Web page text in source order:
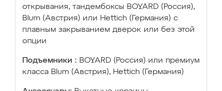
открывания, тандембоксы BOYARD (Россия),
Blum (Австрия) или Hettich (Германия) с
плавным закрыванием дверок или без этой
опции
Подъемники : BOYARD (Россия) или премиум
класса Blum (Австрия), Hettich (Германия)